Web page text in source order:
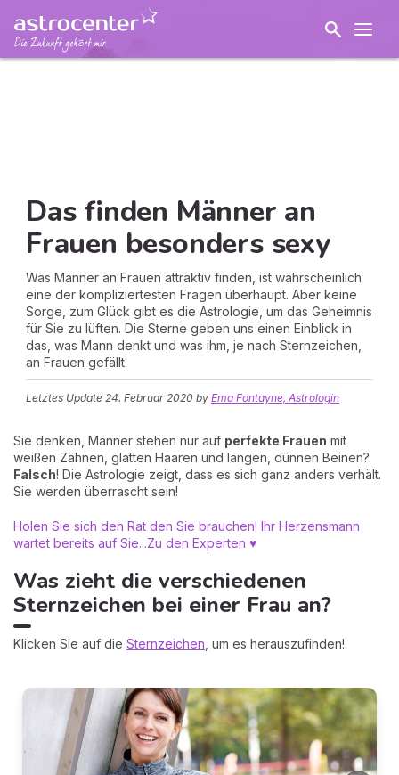
Das finden Männer an
Frauen besonders sexy
Was Männer an Frauen attraktiv finden, ist wahrscheinlich
eine der kompliziertesten Fragen überhaupt. Aber keine
Sorge, zum Glück gibt es die Astrologie, um das Geheimnis
für Sie zu lüften. Die Sterne geben uns einen Einblick in
das, was Mann denkt und was ihm, je nach Sternzeichen,
an Frauen gefällt.
Letztes Update 24. Februar 2020 by Ema Fontayne, Astrologin
Sie denken, Männer stehen nur auf perfekte Frauen mit
weißen Zähnen, glatten Haaren und langen, dünnen Beinen?
Falsch! Die Astrologie zeigt, dass es sich ganz anders verhält.
Sie werden überrascht sein!
Holen Sie sich den Rat den Sie brauchen! Ihr Herzensmann
wartet bereits auf Sie...Zu den Experten ♥
Was zieht die verschiedenen
Sternzeichen bei einer Frau an?
Klicken Sie auf die Sternzeichen , um es herauszufinden!